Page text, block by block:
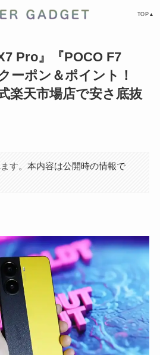
TOP▲
Pro』『POCO F7
ーポン＆ポイント！
楽天市場店で安さ底抜
す。本内容は公開時の情報で